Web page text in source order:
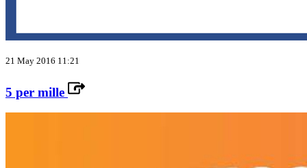
21 May 2016 11:21
5 per mille